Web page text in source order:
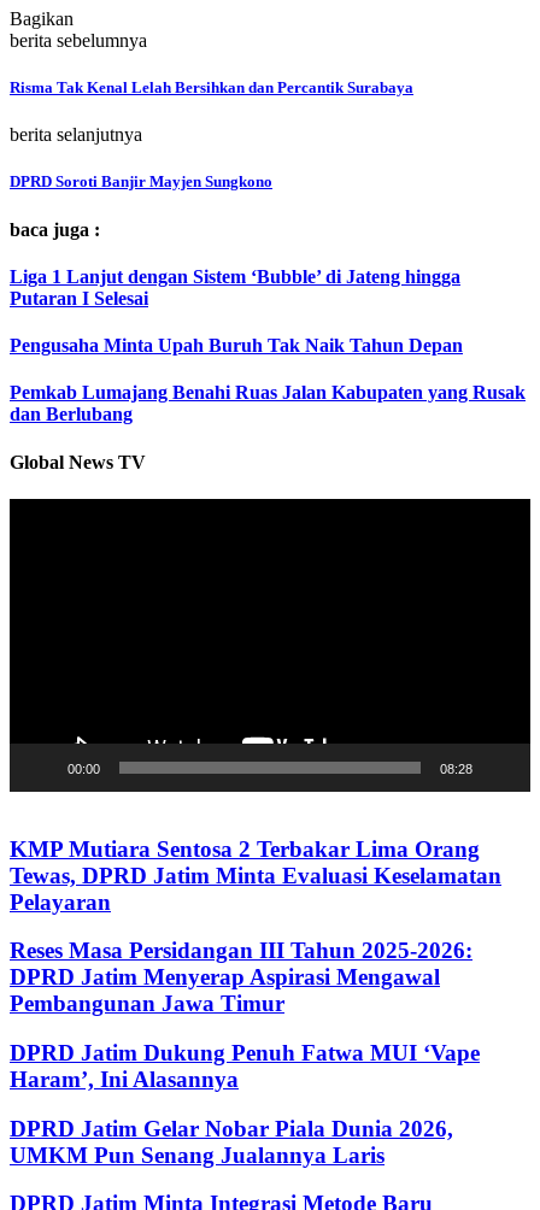
Bagikan
berita sebelumnya
Risma Tak Kenal Lelah Bersihkan dan Percantik Surabaya
berita selanjutnya
DPRD Soroti Banjir Mayjen Sungkono
baca juga :
Liga 1 Lanjut dengan Sistem ‘Bubble’ di Jateng hingga
Putaran I Selesai
Pengusaha Minta Upah Buruh Tak Naik Tahun Depan
Pemkab Lumajang Benahi Ruas Jalan Kabupaten yang Rusak
dan Berlubang
Global News TV
00:00 08:28
KMP Mutiara Sentosa 2 Terbakar Lima Orang
Tewas, DPRD Jatim Minta Evaluasi Keselamatan
Pelayaran
Reses Masa Persidangan III Tahun 2025-2026:
DPRD Jatim Menyerap Aspirasi Mengawal
Pembangunan Jawa Timur
DPRD Jatim Dukung Penuh Fatwa MUI ‘Vape
Haram’, Ini Alasannya
DPRD Jatim Gelar Nobar Piala Dunia 2026,
UMKM Pun Senang Jualannya Laris
DPRD Jatim Minta Integrasi Metode Baru